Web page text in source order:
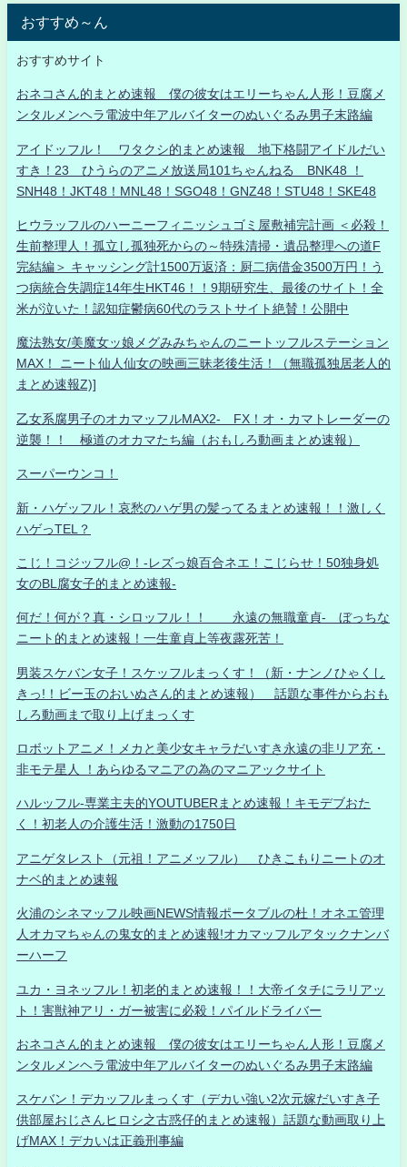
おすすめ～ん
おすすめサイト
おネコさん的まとめ速報 僕の彼女はエリーちゃん人形！豆腐メ
ンタルメンヘラ電波中年アルバイターのぬいぐるみ男子末路編
アイドッフル！ ワタクシ的まとめ速報 地下格闘アイドルだい
すき！23 ひうらのアニメ放送局101ちゃんねる BNK48 ！
SNH48！JKT48！MNL48！SGO48！GNZ48！STU48！SKE48
ヒウラッフルのハーニーフィニッシュゴミ屋敷補完計画 ＜必殺！
生前整理人！孤立し孤独死からの～特殊清掃・遺品整理への道F
完結編＞ キャッシング計1500万返済：厨二病借金3500万円！う
つ病統合失調症14年生HKT46！！9期研究生、最後のサイト！全
米が泣いた！認知症鬱病60代のラストサイト絶賛！公開中
魔法熟女/美魔女ッ娘メグみみちゃんのニートッフルステーション
MAX！ ニート仙人仙女の映画三昧老後生活！（無職孤独居老人的
まとめ速報Z)]
乙女系腐男子のオカマッフルMAX2- FX！オ・カマトレーダーの
逆襲！！ 極道のオカマたち編（おもしろ動画まとめ速報）
スーパーウンコ！
新・ハゲッフル！哀愁のハゲ男の髪ってるまとめ速報！！激しく
ハゲっTEL？
こじ！コジッフル@！-レズっ娘百合ネエ！こじらせ！50独身処
女のBL腐女子的まとめ速報-
何だ！何が？真・シロッフル！！ 永遠の無職童貞- ぼっちな
ニート的まとめ速報！一生童貞上等夜露死苦！
男装スケバン女子！スケッフルまっくす！（新・ナンノひゃくし
きっ!！ビー玉のおいぬさん的まとめ速報） 話題な事件からおも
しろ動画まで取り上げまっくす
ロボットアニメ！メカと美少女キャラだいすき永遠の非リア充・
非モテ星人 ！あらゆるマニアの為のマニアックサイト
ハルッフル-専業主夫的YOUTUBERまとめ速報！キモデブおた
く！初老人の介護生活！激動の1750日
アニゲタレスト（元祖！アニメッフル） ひきこもりニートのオ
ナベ的まとめ速報
火浦のシネマッフル映画NEWS情報ポータブルの杜！オネエ管理
人オカマちゃんの鬼女的まとめ速報!オカマッフルアタックナンバ
ーハーフ
ユカ・ヨネッフル！初老的まとめ速報！！大帝イタチにラリアッ
ト！害獣神アリ・ガー被害に必殺！パイルドライバー
おネコさん的まとめ速報 僕の彼女はエリーちゃん人形！豆腐メ
ンタルメンヘラ電波中年アルバイターのぬいぐるみ男子末路編
スケバン！デカッフルまっくす（デカい強い2次元嫁だいすき子
供部屋おじさんヒロシ之古惑仔的まとめ速報）話題な動画取り上
げMAX！デカいは正義刑事編